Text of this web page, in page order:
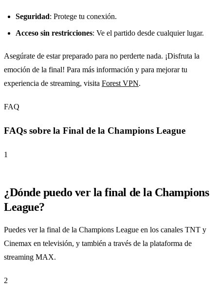
Seguridad: Protege tu conexión.
Acceso sin restricciones: Ve el partido desde cualquier lugar.
Asegúrate de estar preparado para no perderte nada. ¡Disfruta la
emoción de la final! Para más información y para mejorar tu
experiencia de streaming, visita Forest VPN.
FAQ
FAQs sobre la Final de la Champions League
1
¿Dónde puedo ver la final de la Champions
League?
Puedes ver la final de la Champions League en los canales TNT y
Cinemax en televisión, y también a través de la plataforma de
streaming MAX.
2